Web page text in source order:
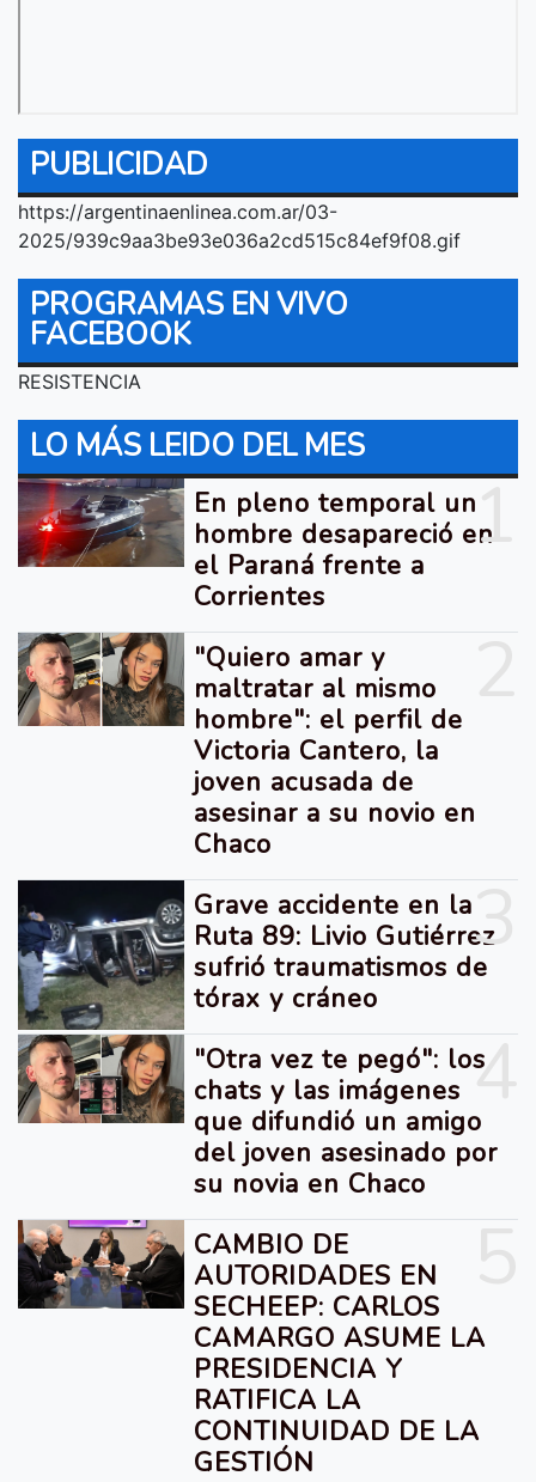
PUBLICIDAD
https://argentinaenlinea.com.ar/03-
2025/939c9aa3be93e036a2cd515c84ef9f08.gif
PROGRAMAS EN VIVO
FACEBOOK
RESISTENCIA
LO MÁS LEIDO DEL MES
1
En pleno temporal un
hombre desapareció en
el Paraná frente a
Corrientes
"Quiero amar y
maltratar al mismo
hombre": el perfil de
Victoria Cantero, la
joven acusada de
asesinar a su novio en
Chaco
3
Grave accidente en la
Ruta 89: Livio Gutiérrez
sufrió traumatismos de
tórax y cráneo
4
"Otra vez te pegó": los
chats y las imágenes
que difundió un amigo
del joven asesinado por
su novia en Chaco
CAMBIO DE
AUTORIDADES EN
SECHEEP: CARLOS
CAMARGO ASUME LA
PRESIDENCIA Y
RATIFICA LA
CONTINUIDAD DE LA
GESTIÓN